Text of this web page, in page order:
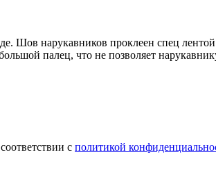
Шов нарукавников проклеен спец
палец, что не позволяет
с политикой